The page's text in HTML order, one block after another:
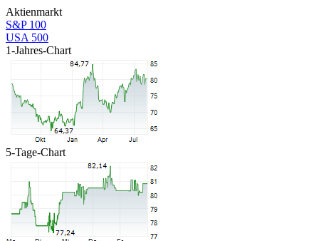
Aktienmarkt
S&P 100
USA 500
1-Jahres-Chart
5-Tage-Chart